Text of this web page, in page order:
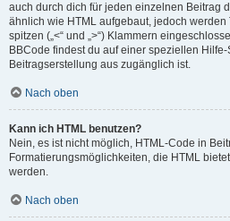
auch durch dich für jeden einzelnen Beitrag
ähnlich wie HTML aufgebaut, jedoch werden
spitzen („<“ und „>“) Klammern
BBCode findest du auf einer speziellen
Beitragserstellung aus zugänglich ist.
Nach oben
Kann ich HTML benutzen?
Nein, es ist nicht möglich, HTML-Code in
Formatierungsmöglichkeiten, die HTML
werden.
Nach oben